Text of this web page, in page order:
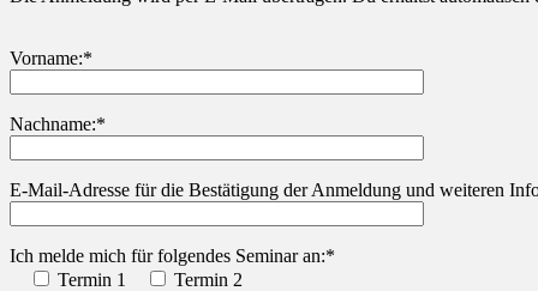
Vorname:*
Nachname:*
Bitte lasse dieses Feld leer.
E-Mail-Adresse für die Bestätigung der Anmeldung und weiteren
Ich melde mich für folgendes Seminar an:*
Termin 1
Termin 2